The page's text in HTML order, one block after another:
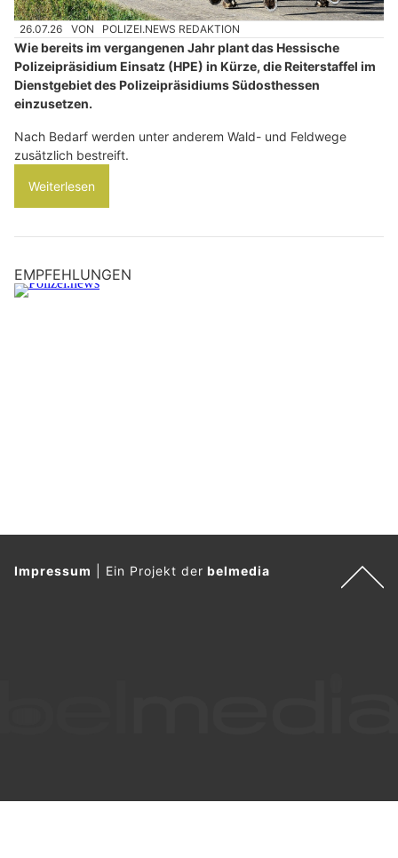
26.07.26 VON POLIZEI.NEWS REDAKTION
Wie bereits im vergangenen Jahr plant das Hessische
Polizeipräsidium Einsatz (HPE) in Kürze, die Reiterstaffel im
Dienstgebiet des Polizeipräsidiums Südosthessen
einzusetzen.
Nach Bedarf werden unter anderem Wald- und Feldwege
zusätzlich bestreift.
Weiterlesen
EMPFEHLUNGEN
Impressum Ein Projekt derbelmedia